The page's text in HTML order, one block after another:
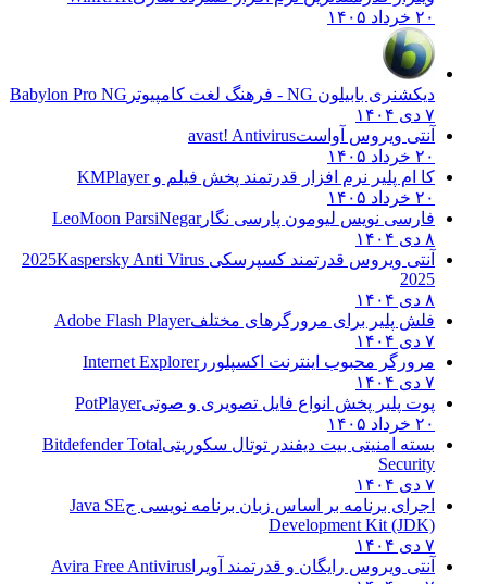
۲۰ خرداد ۱۴۰۵
دیکشنری بابیلون NG - فرهنگ لغت کامپیوتر
Babylon Pro NG
۷ دی ۱۴۰۴
آنتی ویروس آواستavast! Antivirus
۲۰ خرداد ۱۴۰۵
کا ام پلیر نرم افزار قدرتمند پخش فیلم وKMPlayer
۲۰ خرداد ۱۴۰۵
فارسی نویس لیومون پارسی نگارLeoMoon ParsiNegar
۸ دی ۱۴۰۴
آنتی ویروس قدرتمند کسپرسکی 2025 Kaspersky Anti Virus
2025
۸ دی ۱۴۰۴
فلش پلیر برای مرورگرهای مختلفAdobe Flash Player
۷ دی ۱۴۰۴
مرورگر محبوب اینترنت اکسپلوررInternet Explorer
۷ دی ۱۴۰۴
پوت پلیر پخش انواع فایل تصویری و صوتیPotPlayer
۲۰ خرداد ۱۴۰۵
بسته امنیتی بیت دیفندر توتال سکوریتیBitdefender Total
Security
۷ دی ۱۴۰۴
اجرای برنامه بر اساس زبان برنامه نویسی جJava SE
Development Kit (JDK)
۷ دی ۱۴۰۴
آنتی ویروس رایگان و قدرتمند آویرا Avira Free Antivirus